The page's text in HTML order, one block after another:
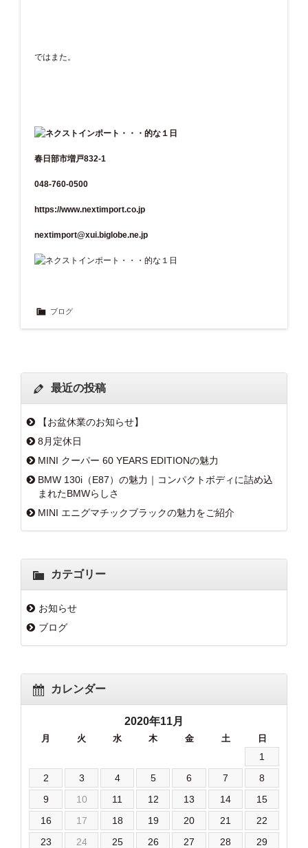
ではまた。
春日部市増戸832-1
048-760-0500
https://www.nextimport.co.jp
nextimport@xui.biglobe.ne.jp
ブログ
最近の投稿
【お盆休業のお知らせ】
8月定休日
MINI クーパー 60 YEARS EDITIONの魅力
BMW 130i（E87）の魅力｜コンパクトボディに詰め込
まれたBMWらしさ
MINI エニグマチックブラックの魅力をご紹介
カテゴリー
お知らせ
ブログ
カレンダー
2020年11月
月 火 水 木 金 土 日
1
2
3 4 5 6 7
8
9
10 11 12 13 14
15
16
17 18 19 20 21
22
23
24 25 26 27 28
29